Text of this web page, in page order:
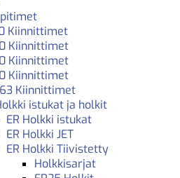
Kiinnittimet
Kiinnittimet
Kiinnittimet
Kiinnittimet
Kiinnittimet
istukat ja holkit
ER Holkki istukat
ER Holkki JET
ER Holkki Tiivistetty
Holkkisarjat